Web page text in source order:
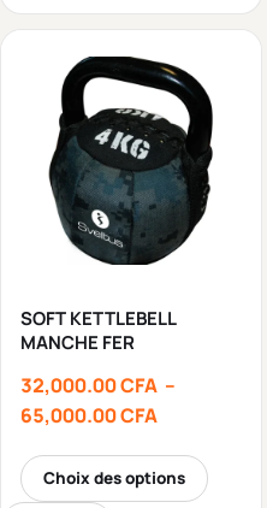
SOFT KETTLEBELL
MANCHE FER
32,000.00CFA –
65,000.00CFA
Choix des options